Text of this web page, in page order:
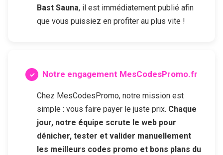
Bast Sauna, il est immédiatement publié afin
que vous puissiez en profiter au plus vite !
Notre engagement MesCodesPromo.fr
Chez MesCodesPromo, notre mission est
simple : vous faire payer le juste prix. Chaque
jour, notre équipe scrute le web pour
dénicher, tester et valider manuellement
les meilleurs codes promo et bons plans du